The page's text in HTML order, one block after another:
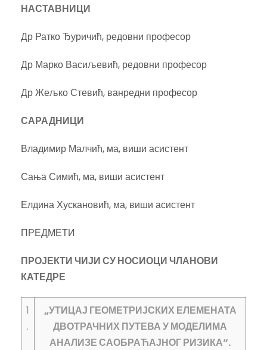
НАСТАВНИЦИ
Др Ратко Ђуричић, редовни професор
Др Марко Васиљевић, редовни професор
Др Жељко Стевић, ванредни професор
САРАДНИЦИ
Владимир Малчић, ма, виши асистент
Сања Симић, ма, виши асистент
Елдина Хускановић, ма, виши асистент
ПРЕДМЕТИ
ПРОЈЕКТИ ЧИЈИ СУ НОСИОЦИ ЧЛАНОВИ
КАТЕДРЕ
1
.
„УТИЦАЈ ГЕОМЕТРИЈСКИХ ЕЛЕМЕНАТА
ДВОТРАЧНИХ ПУТЕВА У МОДЕЛИМА
АНАЛИЗЕ САОБРАЋАЈНОГ РИЗИКА“.